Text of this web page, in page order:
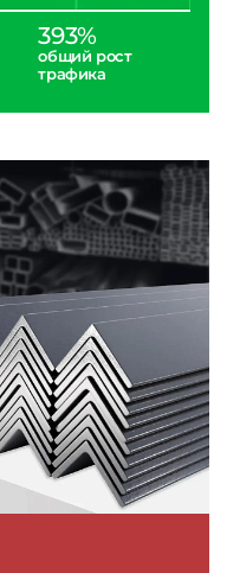
393%
общий рост
трафика